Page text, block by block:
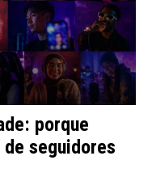
porque
seguidores